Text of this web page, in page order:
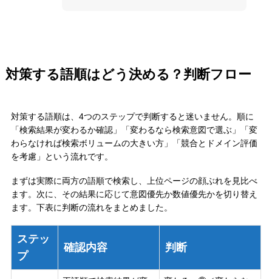
対策する語順はどう決める？判断フロー
対策する語順は、4つのステップで判断すると迷いません。順に
「検索結果が変わるか確認」「変わるなら検索意図で選ぶ」「変
わらなければ検索ボリュームの大きい方」「競合とドメイン評価
を考慮」という流れです。
まずは実際に両方の語順で検索し、上位ページの顔ぶれを見比べ
ます。次に、その結果に応じて意図優先か数値優先かを切り替え
ます。下表に判断の流れをまとめました。
ステッ
プ
確認内容 判断